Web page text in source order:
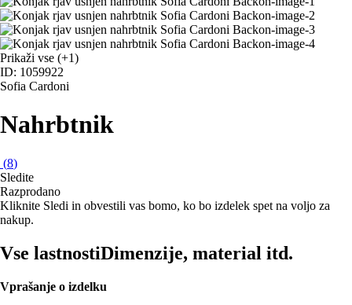
Prikaži vse (+1)
ID: 1059922
Sofia Cardoni
Nahrbtnik
(8)
Sledite
Razprodano
Kliknite Sledi in obvestili vas bomo, ko bo izdelek spet na voljo za
nakup.
Vse lastnostiDimenzije, material itd.
Vprašanje o izdelku